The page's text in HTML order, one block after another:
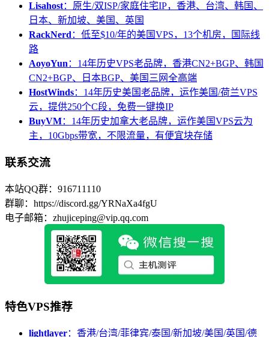
Lisahost：原生/双ISP/家庭住宅IP，香港、台湾、韩国、
日本、新加坡、美国、英国
RackNerd ：低至$10/年的美国VPS，13个机房，国际线
路
AoyoYun ：14年历史VPS老品牌，香港CN2+BGP、韩国
CN2+BGP、日本BGP、美国三网全高端
HostWinds：14年历史美国老品牌，运作美国/荷兰VPS
云，提供250个C段，免费一键换IP
BuyVM：14年历史加拿大老品牌，运作美国VPS云为
主，10Gbps带宽，不限流量，有便宜块存储
联系交流
本站QQ群：916711110
群聊：https://discord.gg/YRNaXa4fgU
电子邮箱：zhujiceping@vip.qq.com
特色VPS推荐
lightlayer：香港/台湾/菲律宾/泰国/新加坡/美国/英国/德